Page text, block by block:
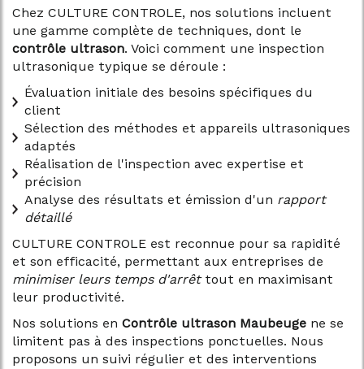
Chez CULTURE CONTROLE, nos solutions incluent
une gamme complète de techniques, dont le
contrôle ultrason. Voici comment une inspection
ultrasonique typique se déroule :
Évaluation initiale des besoins spécifiques du
client
Sélection des méthodes et appareils ultrasoniques
adaptés
Réalisation de l'inspection avec expertise et
précision
Analyse des résultats et émission d'un rapport
détaillé
CULTURE CONTROLE est reconnue pour sa rapidité
et son efficacité, permettant aux entreprises de
minimiser leurs temps d'arrêttout en maximisant
leur productivité.
Nos solutions en Contrôle ultrason Maubeuge ne se
limitent pas à des inspections ponctuelles. Nous
proposons un suivi régulier et des interventions